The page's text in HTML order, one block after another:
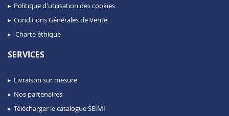
Politique d'utilisation des cookies
Conditions Générales de Vente
Charte éthique
SERVICES
Livraison sur mesure
Nos partenaires
Télécharger le catalogue SEIMI